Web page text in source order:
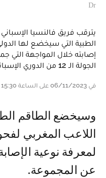
Dr
يترقب فريق فالنسيا
الطبية التي سيخضع لها
إصابته خلال المواجهة التي
الجولة الـ 12 من الدوري الإسباني لكرة القدم.
في 06/11/2023 على الساعة 15:30
وسيخضع الطاقم الطبي للفريق الإسباني
اللاعب المغربي
لمعرفة نوعية
عن المجموعة.